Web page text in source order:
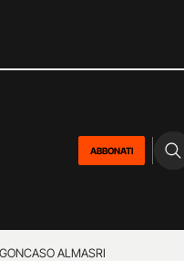
ABBONATI
CASO ALMASRI